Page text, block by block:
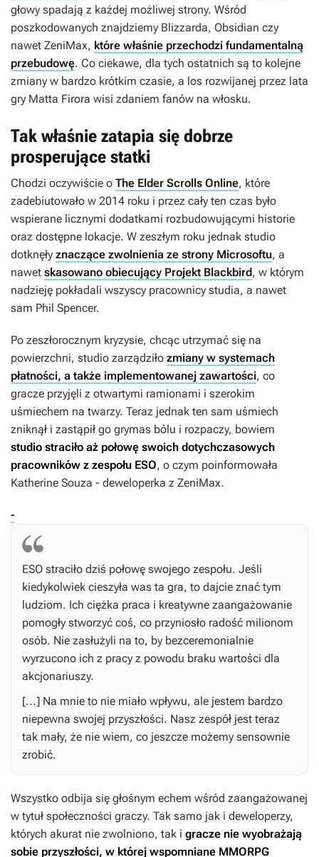
głowy spadają z każdej możliwej strony. Wśród
poszkodowanych znajdziemy Blizzarda, Obsidian czy
nawet ZeniMax, które właśnie przechodzi fundamentalną
przebudowę. Co ciekawe, dla tych ostatnich są to kolejne
zmiany w bardzo krótkim czasie, a los rozwijanej przez lata
gry Matta Firora wisi zdaniem fanów na włosku.
Tak właśnie zatapia się dobrze
prosperujące statki
Chodzi oczywiście o The Elder Scrolls Online, które
zadebiutowało w 2014 roku i przez cały ten czas było
wspierane licznymi dodatkami rozbudowującymi historie
oraz dostępne lokacje. W zeszłym roku jednak studio
dotknęły znaczące zwolnienia ze strony Microsoftu, a
nawet skasowano obiecujący Projekt Blackbird, w którym
nadzieję pokładali wszyscy pracownicy studia, a nawet
sam Phil Spencer.
Po zeszłorocznym kryzysie, chcąc utrzymać się na
powierzchni, studio zarządziło zmiany w systemach
płatności, a także implementowanej zawartości, co
gracze przyjęli z otwartymi ramionami i szerokim
uśmiechem na twarzy. Teraz jednak ten sam uśmiech
zniknął i zastąpił go grymas bólu i rozpaczy, bowiem
studio straciło aż połowę swoich dotychczasowych
pracowników z zespołu ESO, o czym poinformowała
Katherine Souza - deweloperka z ZeniMax.
-
ESO straciło dziś połowę swojego zespołu. Jeśli
kiedykolwiek cieszyła was ta gra, to dajcie znać tym
ludziom. Ich ciężka praca i kreatywne zaangażowanie
pomogły stworzyć coś, co przyniosło radość milionom
osób. Nie zasłużyli na to, by bezceremonialnie
wyrzucono ich z pracy z powodu braku wartości dla
akcjonariuszy.
[...] Na mnie to nie miało wpływu, ale jestem bardzo
niepewna swojej przyszłości. Nasz zespół jest teraz
tak mały, że nie wiem, co jeszcze możemy sensownie
zrobić.
Wszystko odbija się głośnym echem wśród zaangażowanej
w tytuł społeczności graczy. Tak samo jak i deweloperzy,
których akurat nie zwolniono, tak i gracze nie wyobrażają
sobie przyszłości, w której wspomniane MMORPG